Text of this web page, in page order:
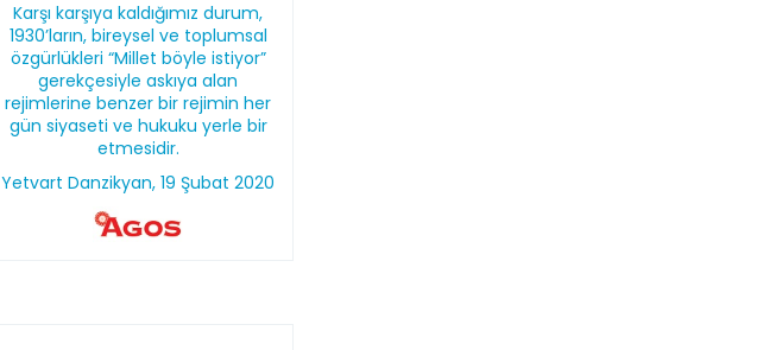
Karşı karşıya kaldığımız durum,
1930’ların, bireysel ve toplumsal
özgürlükleri “Millet böyle istiyor”
gerekçesiyle askıya alan
rejimlerine benzer bir rejimin her
gün siyaseti ve hukuku yerle bir
etmesidir.
Yetvart Danzikyan, 19 Şubat 2020